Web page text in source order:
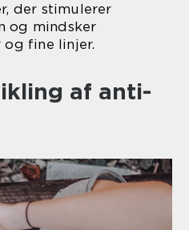
der stimulerer
og mindsker
og fine linjer.
af anti-